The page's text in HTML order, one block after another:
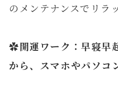
のメンテナンスでリラ
✿開運ワーク：早寝早
から、スマホやパソコ